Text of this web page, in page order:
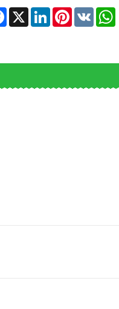
Facebook
X LinkedInPinterest
VK